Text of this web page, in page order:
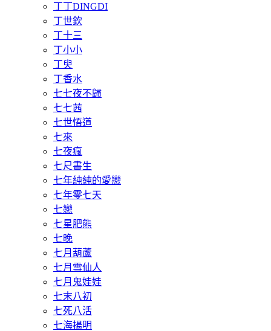
丁丁DINGDI
丁世欽
丁十三
丁小小
丁臾
丁香水
七七夜不歸
七七茜
七世悟道
七來
七夜瘋
七尺書生
七年純純的愛戀
七年零七天
七戀
七星肥熊
七晚
七月葫蘆
七月雪仙人
七月鬼娃娃
七末八初
七死八活
七海揚明